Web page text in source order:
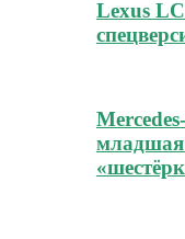
Lexus
младшая